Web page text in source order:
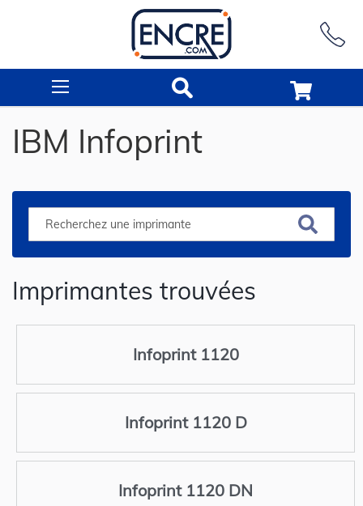
IBM Infoprint
Imprimantes trouvées
Infoprint 1120
Infoprint 1120 D
Infoprint 1120 DN